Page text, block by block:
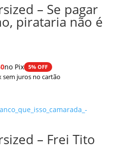
– Se pagar
pirataria não é
no Pix 5% OFF
sem juros no cartão
– Frei Tito